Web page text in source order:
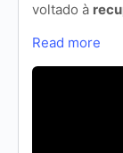
voltado à
Read more